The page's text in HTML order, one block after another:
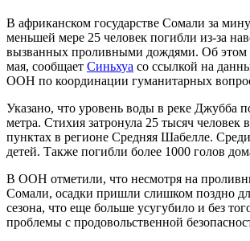
В африканском государстве Сомали за
меньшей мере 25 человек погибли из-за
вызванных проливными дождями. Об этом
мая, сообщает Синьхуа со ссылкой на
ООН по координации гуманитарных
Указано, что уровень воды в реке Джубба
метра. Стихия затронула 25 тысяч человек
пунктах в регионе Средняя Шабелле.
детей. Также погибли более 1000 голов
В ООН отметили, что несмотря на
Сомали, осадки пришли слишком поздно
сезона, что еще больше усугубило и без
проблемы с продовольственной